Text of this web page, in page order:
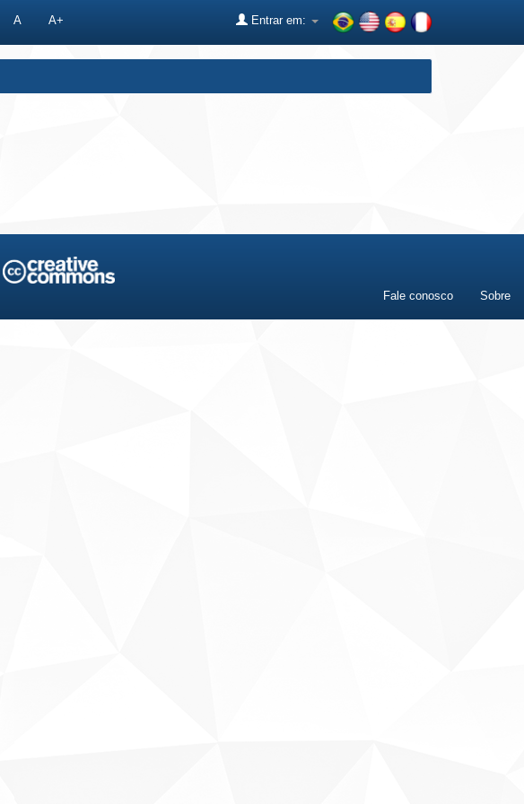
A A+ Entrar em:
Fale conosco Sobre